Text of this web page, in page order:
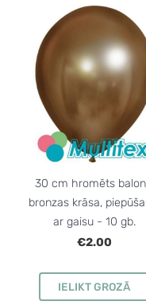
30 cm hromēts
bronzas krāsa,
ar gaisu - 10 gb.
€2.00
IELIKT GROZĀ